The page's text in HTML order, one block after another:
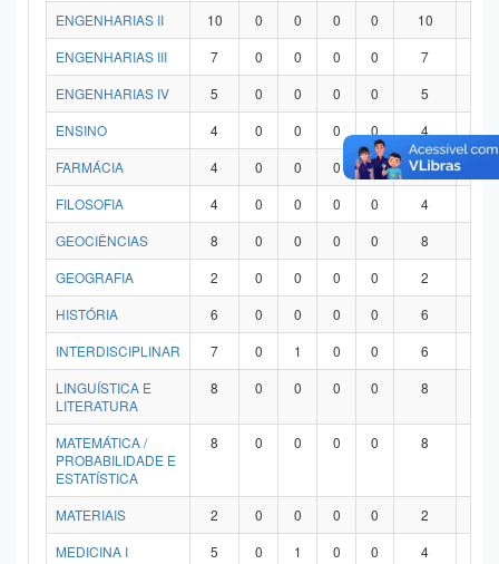
ENGENHARIAS II
10 0 0 0 0 10
ENGENHARIAS III
7 0 0 0 0 7
ENGENHARIAS IV
5 0 0 0 0 5
ENSINO
4 0 0 0 0 4
FARMÁCIA
4 0 0 0 0 4
FILOSOFIA
4 0 0 0 0 4
GEOCIÊNCIAS
8 0 0 0 0 8
GEOGRAFIA
2 0 0 0 0 2
HISTÓRIA
6 0 0 0 0 6
INTERDISCIPLINAR
7 0 1 0 0 6
LINGUÍSTICA E
LITERATURA
8 0 0 0 0 8
MATEMÁTICA /
PROBABILIDADE E
ESTATÍSTICA
8 0 0 0 0 8
MATERIAIS 2 0 0 0 0 2
MEDICINA I
5 0 1 0 0 4